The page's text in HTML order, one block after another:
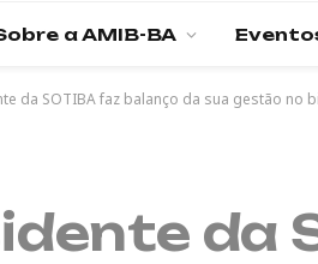
a AMIB-BA
da SOTIBA faz balanço da sua gestão no
da